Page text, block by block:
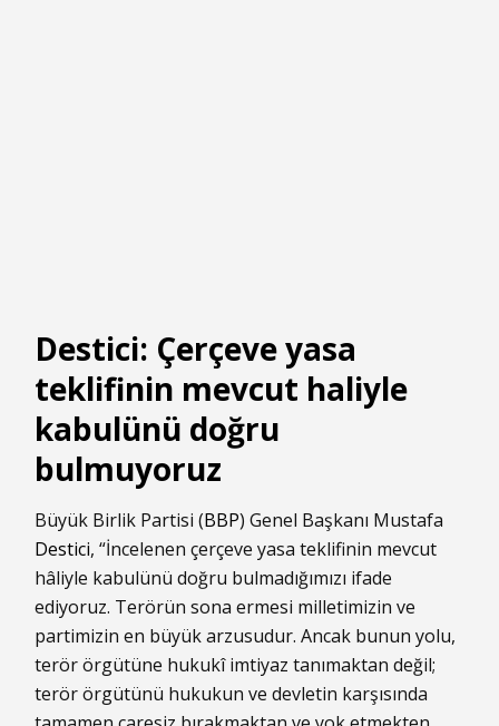
Destici: Çerçeve yasa
teklifinin mevcut haliyle
kabulünü doğru
bulmuyoruz
Büyük Birlik Partisi (BBP) Genel Başkanı Mustafa
Destici, “İncelenen çerçeve yasa teklifinin mevcut
hâliyle kabulünü doğru bulmadığımızı ifade
ediyoruz. Terörün sona ermesi milletimizin ve
partimizin en büyük arzusudur. Ancak bunun yolu,
terör örgütüne hukukî imtiyaz tanımaktan değil;
terör örgütünü hukukun ve devletin karşısında